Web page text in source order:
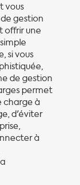
vous
gestion
offrir une
si vous
de gestion
permet
charge à
d'éviter
à